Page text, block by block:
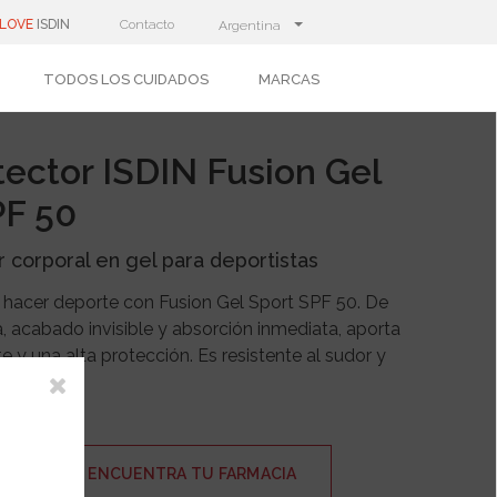
LOVE ISDIN Contacto Argentina
TODOS LOS CUIDADOS MARCAS
ISDIN Fusion Gel
50
corporal en gel para deportistas
deporte con Fusion Gel Sport SPF 50. De
acabado invisible y absorción inmediata, aporta
y una alta protección. Es resistente al sudor y
ENCUENTRA TU FARMACIA